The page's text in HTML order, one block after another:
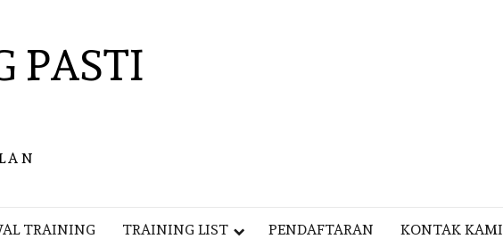
PASTI
TRAINING TRAINING LIST PENDAFTARAN KONTAK KAMI